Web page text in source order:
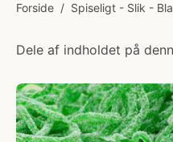
Forside / Spiseligt - Slik -
Dele af indholdet på